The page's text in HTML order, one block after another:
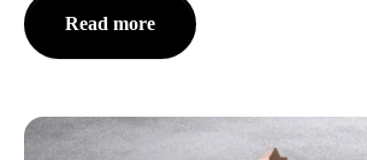
Read more